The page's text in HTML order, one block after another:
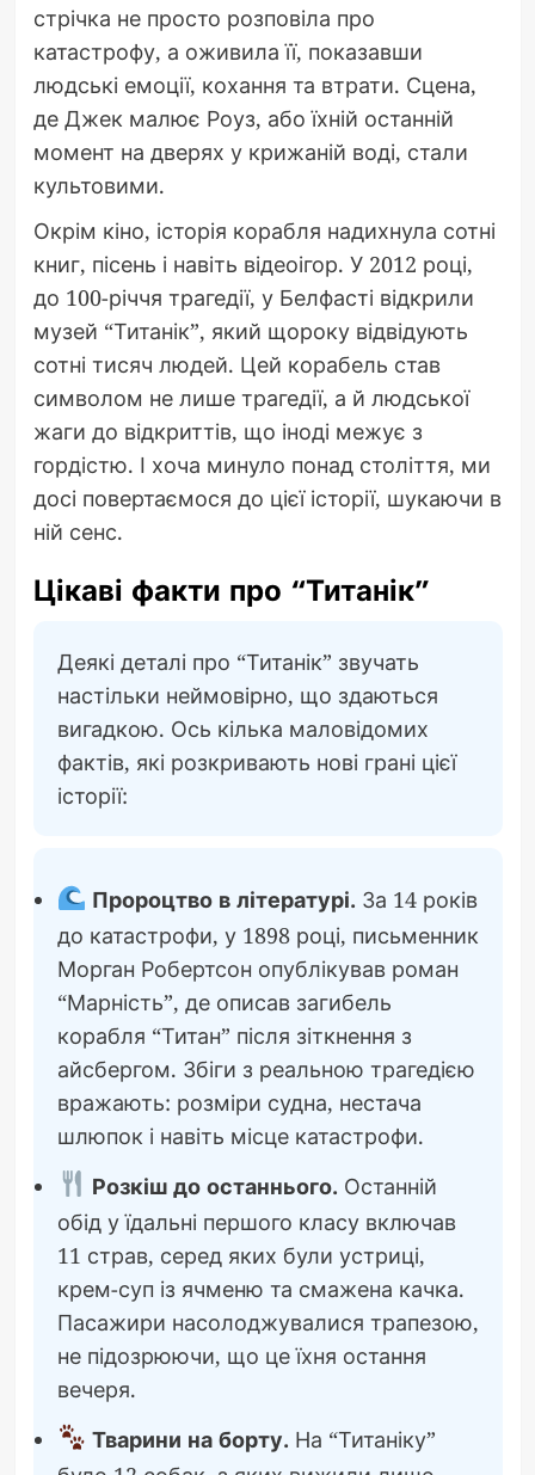
стрічка не просто розповіла про
катастрофу, а оживила її, показавши
людські емоції, кохання та втрати. Сцена,
де Джек малює Роуз, або їхній останній
момент на дверях у крижаній воді, стали
культовими.
Окрім кіно, історія корабля надихнула сотні
книг, пісень і навіть відеоігор. У 2012 році,
до 100-річчя трагедії, у Белфасті відкрили
музей “Титанік”, який щороку відвідують
сотні тисяч людей. Цей корабель став
символом не лише трагедії, а й людської
жаги до відкриттів, що іноді межує з
гордістю. І хоча минуло понад століття, ми
досі повертаємося до цієї історії, шукаючи в
ній сенс.
Цікаві факти про “Титанік”
Деякі деталі про “Титанік” звучать
настільки неймовірно, що здаються
вигадкою. Ось кілька маловідомих
фактів, які розкривають нові грані цієї
історії:
Пророцтво в літературі. За 14 років
до катастрофи, у 1898 році, письменник
Морган Робертсон опублікував роман
“Марність”, де описав загибель
корабля “Титан” після зіткнення з
айсбергом. Збіги з реальною трагедією
вражають: розміри судна, нестача
шлюпок і навіть місце катастрофи.
Розкіш до останнього. Останній
обід у їдальні першого класу включав
11 страв, серед яких були устриці,
крем-суп із ячменю та смажена качка.
Пасажири насолоджувалися трапезою,
не підозрюючи, що це їхня остання
вечеря.
Тварини на борту. На “Титаніку”